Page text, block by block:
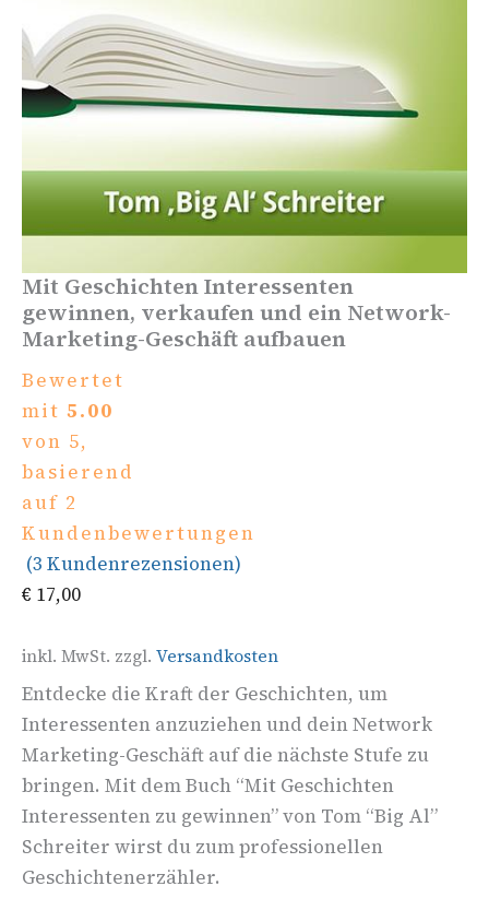
Mit Geschichten Interessenten
gewinnen, verkaufen und ein Network-
Marketing-Geschäft aufbauen
Bewertet
mit 5.00
von 5,
basierend
auf 2
Kundenbewertungen
(3 Kundenrezensionen)
€ 17,00
inkl. MwSt. zzgl. Versandkosten
Entdecke die Kraft der Geschichten, um
Interessenten anzuziehen und dein Network
Marketing-Geschäft auf die nächste Stufe zu
bringen. Mit dem Buch “Mit Geschichten
Interessenten zu gewinnen” von Tom “Big Al”
Schreiter wirst du zum professionellen
Geschichtenerzähler.